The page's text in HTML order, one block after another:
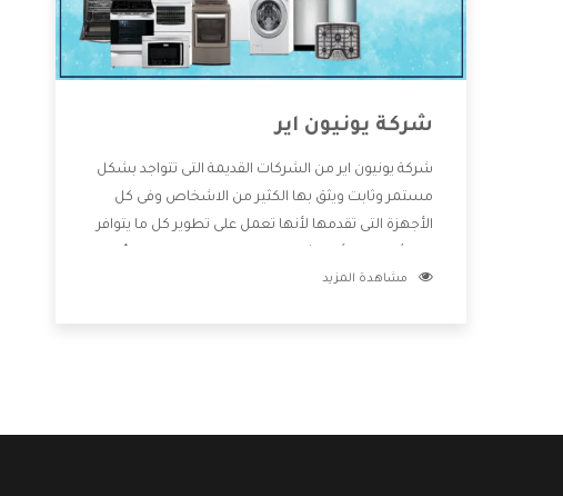
شركة يونيون اير
شركة يونيون اير من الشركات القديمة التى تتواجد بشكل
مستمر وثابت ويثق بها الكثير من الاشخاص وفى كل
الأجهزة التى تقدمها لأنها تعمل على تطوير كل ما يتوافر
خدمات ما بعد البيع مع المنتجات وتقدم للعملاء أقوى
مشاهدة المزيد